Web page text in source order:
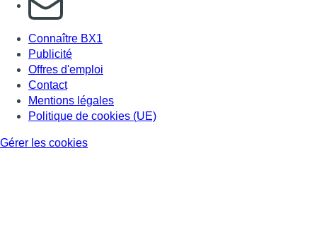
Connaître BX1
Publicité
Offres d'emploi
Contact
Mentions légales
Politique de cookies (UE)
Gérer les cookies